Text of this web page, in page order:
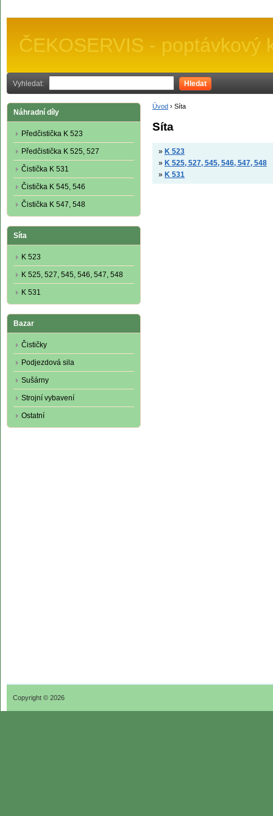
ČEKOSERVIS -
Vyhledat: Hledat
Úvod › Síta
Síta
» K 523
» K 525, 527, 545, 546, 547, 548
» K 531
Náhradní díly
Předčistička K 523
Předčistička K 525, 527
Čistička K 531
Čistička K 545, 546
Čistička K 547, 548
Síta
K 523
K 525, 527, 545, 546, 547, 548
K 531
Bazar
Čističky
Podjezdová sila
Sušárny
Strojní vybavení
Ostatní
Copyright © 2026